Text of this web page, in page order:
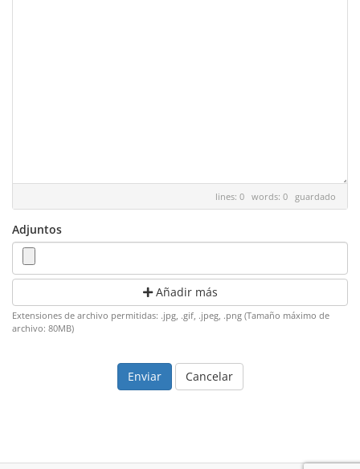
lines: 0 words: 0 guardado
Adjuntos
Añadir más
Extensiones de archivo permitidas: .jpg, .gif, .jpeg, .png (Tamaño máximo de
archivo: 80MB)
Cancelar